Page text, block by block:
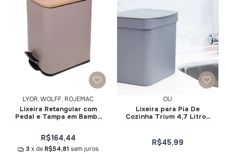
LYOR, WOLFF, ROJEMAC
Lixeira Retangular com
Pedal e Tampa em Bambu
R$164,44
3 x de R$54,81 sem juros
OU
Lixeira para Pia De
Cozinha Trium 4,7 Litros
R$45,99